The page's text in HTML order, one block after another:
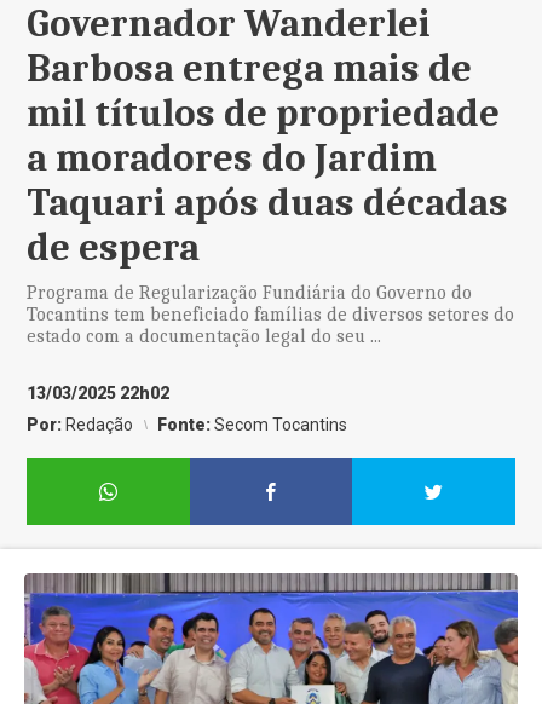
Governador Wanderlei
Barbosa entrega mais de
mil títulos de propriedade
a moradores do Jardim
Taquari após duas décadas
de espera
Programa de Regularização Fundiária do Governo do
Tocantins tem beneficiado famílias de diversos setores do
estado com a documentação legal do seu ...
13/03/2025 22h02
Por: Redação Fonte:Secom Tocantins